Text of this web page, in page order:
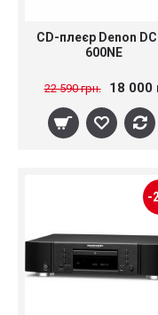
CD-плеєр Denon
600NE
22 590 грн. 18 000
-